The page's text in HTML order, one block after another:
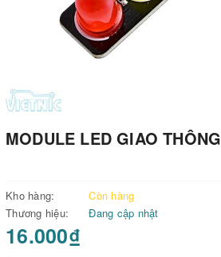
MODULE LED GIAO THÔNG
Kho hàng:
Còn hàng
Thương hiệu:
Đang cập nhật
16.000₫